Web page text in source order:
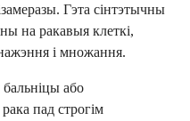
Гэта сінтэтычны
на ракавыя клеткі,
і множання.
або
пад строгім